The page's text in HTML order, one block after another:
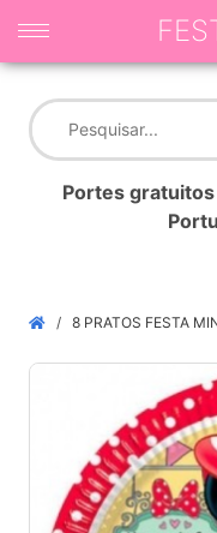
Portes
8 PRATOS FESTA